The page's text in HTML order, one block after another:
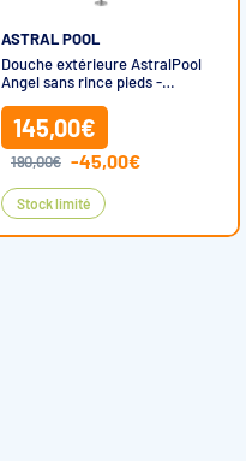
ASTRAL POOL
Douche extérieure AstralPool
Angel sans rince pieds -
145,00€
190,00€ -45,00€
Stock limité